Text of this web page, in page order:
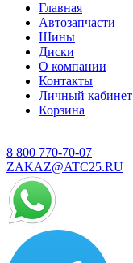
Главная
Автозапчасти
Шины
Диски
О компании
Контакты
Личный кабинет
Корзина
8 800 770-70-07
ZAKAZ@ATC25.RU